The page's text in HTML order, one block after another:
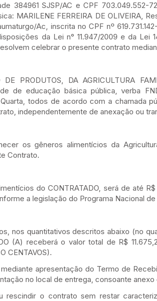
384961 SJSP/AC e CPF 703.049.552-
MARILENE FERREIRA DE OLIVEIRA,
Ac, inscrita no CPF nº
da Lei n° 11.947/2009 e da Lei
celebrar o presente contrato
PRODUTOS, DA AGRICULTURA
de educação básica pública, verba
todos de acordo com a chamada
independentemente de anexação ou
os gêneros alimentícios da
Contrato.
do CONTRATADO, será de até
a legislação do Programa Nacional
nos quantitativos descritos abaixo (no
(A) receberá o valor total de R$
CENTAVOS).
apresentação do Termo de
no local de entrega, consoante
rescindir o contrato sem restar